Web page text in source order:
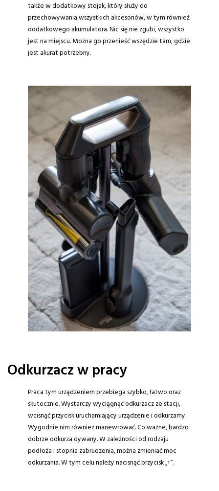
także w dodatkowy stojak, który służy do
przechowywania wszystkich akcesoriów, w tym również
dodatkowego akumulatora. Nic się nie zgubi, wszystko
jest na miejscu. Można go przenieść wszędzie tam, gdzie
jest akurat potrzebny.
Odkurzacz w pracy
Praca tym urządzeniem przebiega szybko, łatwo oraz
skutecznie. Wystarczy wyciągnąć odkurzacz ze stacji,
wcisnąć przycisk uruchamiający urządzenie i odkurzamy.
Wygodnie nim również manewrować. Co ważne, bardzo
dobrze odkurza dywany. W zależności od rodzaju
podłoża i stopnia zabrudzenia, można zmieniać moc
odkurzania. W tym celu należy nacisnąć przycisk „+”.